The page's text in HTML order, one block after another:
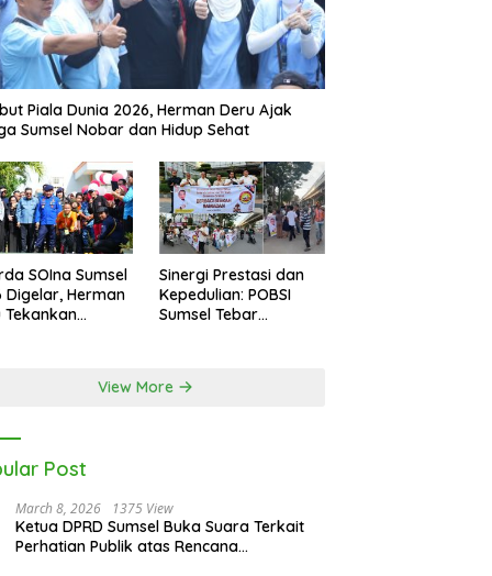
Piala Dunia 2026, Herman Deru Ajak
Sumsel Nobar dan Hidup Sehat
SOIna Sumsel
Digelar, Herman
Tekankan
Sinergi Prestasi dan
Kepedulian: POBSI
Sumsel Tebar
View More
Post
March 8, 2026 1375 View
Ketua DPRD Sumsel Buka Suara Terkait
Perhatian Publik atas Rencana